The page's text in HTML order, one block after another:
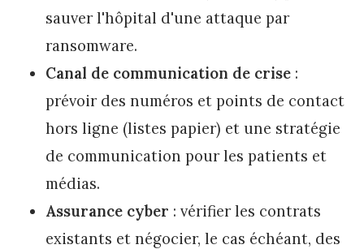
sauver l'hôpital d'une attaque par
ransomware.
Canal de communication de crise :
prévoir des numéros et points de contact
hors ligne (listes papier) et une stratégie
de communication pour les patients et
médias.
Assurance cyber : vérifier les contrats
existants et négocier, le cas échéant, des